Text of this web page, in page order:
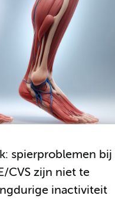
spierproblemen bij
CVS zijn niet te
inactiviteit